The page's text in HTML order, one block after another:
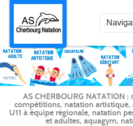
AS CHERBOURG NATATION
compétitions, natation
U11 à équipe régionale, natation
et adultes, aquagym,
Panneau de gestion des cookies